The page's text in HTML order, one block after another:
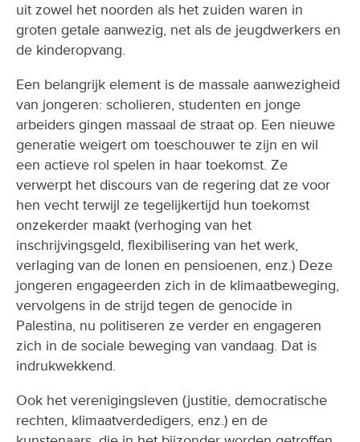
uit zowel het noorden als het zuiden waren in
groten getale aanwezig, net als de jeugdwerkers en
de kinderopvang.
Een belangrijk element is de massale aanwezigheid
van jongeren: scholieren, studenten en jonge
arbeiders gingen massaal de straat op. Een nieuwe
generatie weigert om toeschouwer te zijn en wil
een actieve rol spelen in haar toekomst. Ze
verwerpt het discours van de regering dat ze voor
hen vecht terwijl ze tegelijkertijd hun toekomst
onzekerder maakt (verhoging van het
inschrijvingsgeld, flexibilisering van het werk,
verlaging van de lonen en pensioenen, enz.) Deze
jongeren engageerden zich in de klimaatbeweging,
vervolgens in de strijd tegen de genocide in
Palestina, nu politiseren ze verder en engageren
zich in de sociale beweging van vandaag. Dat is
indrukwekkend.
Ook het verenigingsleven (justitie, democratische
rechten, klimaatverdedigers, enz.) en de